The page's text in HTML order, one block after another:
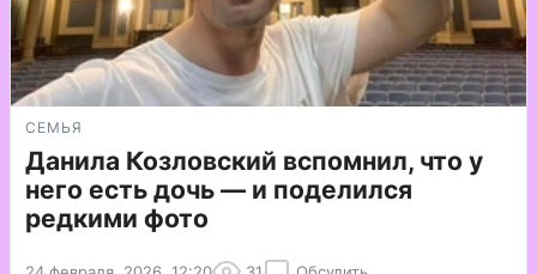
СЕМЬЯ
Данила Козловский вспомнил, что у
него есть дочь — и поделился
редкими фото